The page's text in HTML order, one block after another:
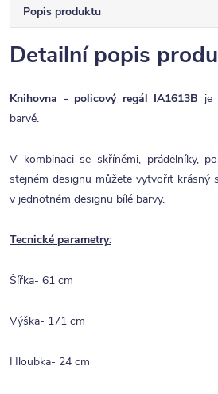
Popis produktu
Detailní popis
Knihovna - policový regál IA1613B je
barvě.
V kombinaci se skříněmi, prádelníky,
stejném designu můžete vytvořit krásný
v jednotném designu bílé barvy.
Tecnické parametry:
Šířka- 61 cm
Výška- 171 cm
Hloubka- 24 cm